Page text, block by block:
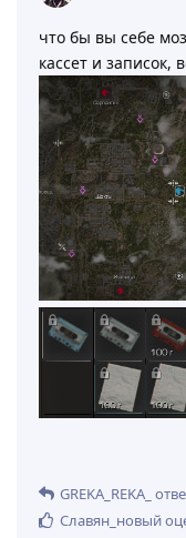
что бы вы себе
кассет и записок,
GREKA_REKA_
Славян_новый